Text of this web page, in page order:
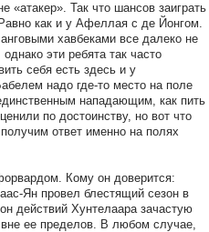
Так что шансов заиграть
как и у Афеллая с де Йонгом.
хавбеками все далеко не
эти ребята так часто
себя есть здесь и у
надо где-то место на поле
нападающим, как пить
по достоинству, но вот что
ответ именно на полях
Кому он доверится:
Ян провел блестящий сезон в
действий Хунтелаара зачастую
вне ее пределов. В любом случае,